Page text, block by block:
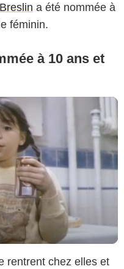
a été nommée à
féminin.
à 10 ans et
rentrent chez elles et